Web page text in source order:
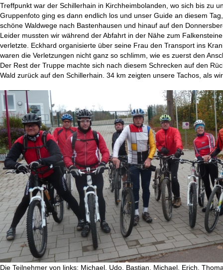
Treffpunkt war der Schillerhain in Kirchheimbolanden, wo sich bis zu
Gruppenfoto ging es dann endlich los und unser Guide an diesem
schöne Waldwege nach Bastenhausen und hinauf auf den
Leider mussten wir während der Abfahrt in der Nähe zum
verletzte. Eckhard organisierte über seine Frau den Transport ins
waren die Verletzungen nicht ganz so schlimm, wie es zuerst den
Der Rest der Truppe machte sich nach diesem Schrecken auf den
Wald zurück auf den Schillerhain. 34 km zeigten unsere Tachos, als
Die Teilnehmer von links: Michael, Udo, Bastian, Michael, Erich,